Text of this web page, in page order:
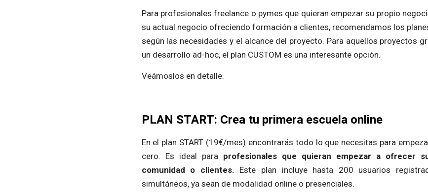
Para profesionales freelance o pymes que quieran empezar su propio
su actual negocio ofreciendo formación a clientes, recomendamos los planes
según las necesidades y el alcance del proyecto. Para aquellos proyectos
un desarrollo ad-hoc, el plan CUSTOM es una interesante opción.
Veámoslos en detalle.
PLAN START: Crea tu primera escuela online
En el plan START (19€/mes) encontrarás todo lo que necesitas para
cero. Es ideal para profesionales que quieran empezar a ofrecer
comunidad o clientes. Este plan incluye hasta 200 usuarios
simultáneos, ya sean de modalidad online o presenciales.